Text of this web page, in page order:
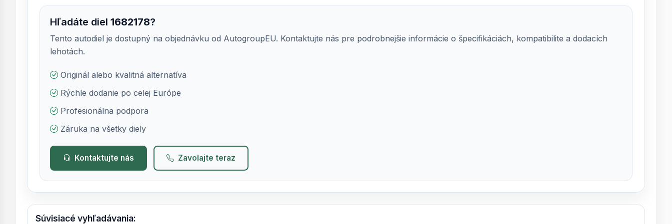
Hľadáte diel1682178?
Tento autodiel je dostupný na objednávku od AutogroupEU. Kontaktujte nás pre podrobnejšie informácie o špecifikáciách, kompatibilite a dodacích
lehotách.
Originál alebo kvalitná alternatíva
Rýchle dodanie po celej Európe
Profesionálna podpora
Záruka na všetky diely
Kontaktujte nás Zavolajte teraz
Súvisiacé vyhľadávania: